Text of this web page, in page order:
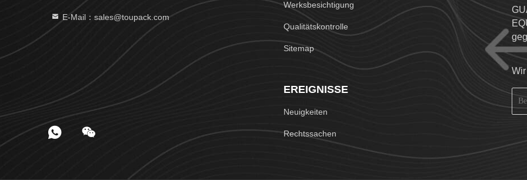
E-Mail：sales@toupack.com
Werksbesichtigung
Qualitätskontrolle
Sitemap
EREIGNISSE
Neuigkeiten
Rechtssachen